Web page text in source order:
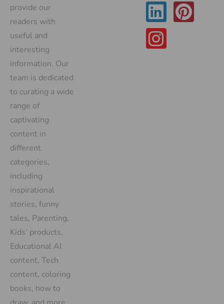
provide our
readers with
useful and
interesting
information. Our
team is dedicated
to curating a wide
range of
captivating
content in
different
categories,
including
inspirational
stories, funny
tales, Parenting,
Kids’ products,
Educational AI
content, Tech
content, coloring
books, how to